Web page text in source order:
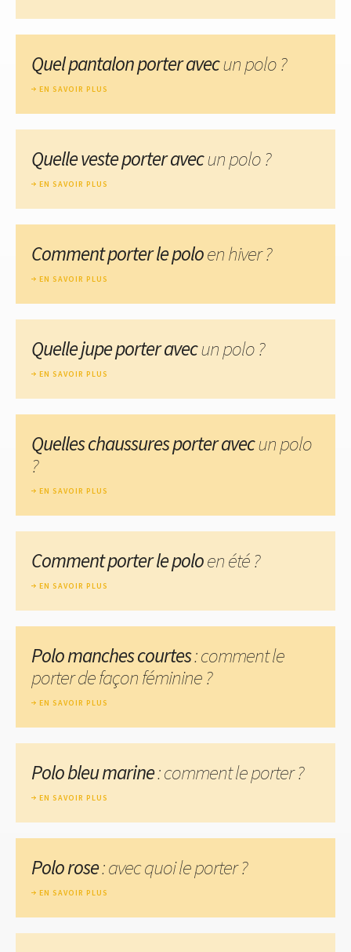
Quel pantalon porter avecun polo ?
EN SAVOIR PLUS
Quelle veste porter avecun polo ?
EN SAVOIR PLUS
Comment porter le poloen hiver ?
EN SAVOIR PLUS
Quelle jupe porter avecun polo ?
EN SAVOIR PLUS
Quelles chaussures porter avecun polo
?
EN SAVOIR PLUS
Comment porter le poloen été ?
EN SAVOIR PLUS
Polo manches courtes: comment le
porter de façon féminine ?
EN SAVOIR PLUS
Polo bleu marine: comment le porter ?
EN SAVOIR PLUS
Polo rose: avec quoi le porter ?
EN SAVOIR PLUS